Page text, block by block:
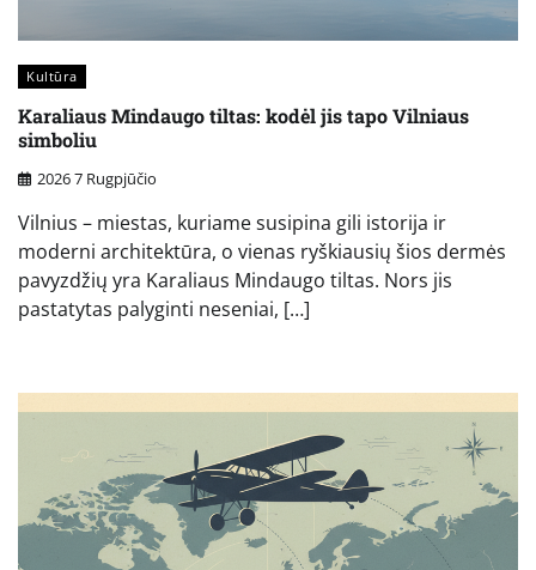
Kultūra
Karaliaus Mindaugo tiltas: kodėl jis tapo Vilniaus
simboliu
2026 7 Rugpjūčio
Vilnius – miestas, kuriame susipina gili istorija ir
moderni architektūra, o vienas ryškiausių šios dermės
pavyzdžių yra Karaliaus Mindaugo tiltas. Nors jis
pastatytas palyginti neseniai, […]